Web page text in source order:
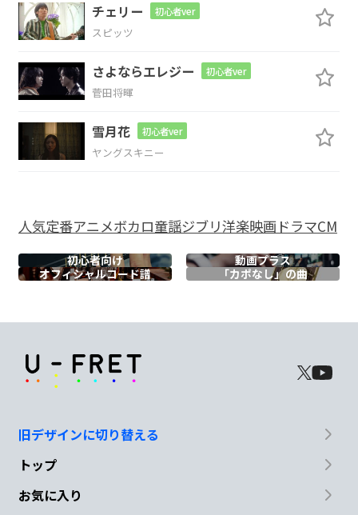
待
B
Em G
Am
きっと心臓
B
貫いて
Em
悪化っ化
G
迷い込んで
Am
左も
チェリー 初心者ver
スピッツ
さよならエレジー 初心者ver
菅田将暉
雪月花 初心者ver
ヤングスキニー
人気定番アニメボカロ童謡ジブリ洋楽映画ドラマCM
初心者向け
動画プラス
オフィシャルコード譜 「カポなし」の曲
旧デザインに切り替える
トップ
お気に入り